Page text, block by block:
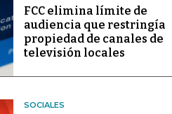
FCC elimina límite de
audiencia que restringía
propiedad de canales de
televisión locales
SOCIALES